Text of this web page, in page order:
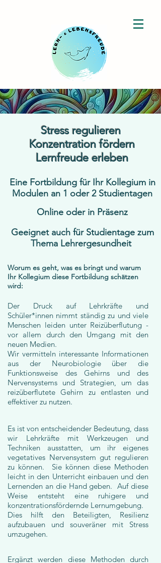
Stress regulieren
Konzentration fördern
Lernfreude erleben
Eine Fortbildung für Ihr Kollegium in
Modulen an 1 oder 2 Studientagen
Online oder in Präsenz
Geeignet auch für Studientage zum
Thema Lehrergesundheit
Worum es geht, was es bringt und warum
Ihr Kollegium diese Fortbildung schätzen
wird:
Der Druck auf Lehrkräfte und
Schüler*innen nimmt ständig zu und viele
Menschen leiden unter Reizüberflutung -
vor allem durch den Umgang mit den
neuen Medien.
Wir vermitteln interessante Informationen
aus der Neurobiologie über die
Funktionsweise des Gehirns und des
Nervensystems und Strategien, um das
reizüberflutete Gehirn zu entlasten und
effektiver zu nutzen.
Es ist von entscheidender Bedeutung, dass
wir Lehrkräfte mit Werkzeugen und
Techniken ausstatten, um ihr eigenes
vegetatives Nervensystem gut regulieren
zu können. Sie können diese Methoden
leicht in den Unterricht einbauen und den
Lernenden an die Hand geben. Auf diese
Weise entsteht eine ruhigere und
konzentrationsfördernde Lernumgebung.
Dies hilft den Beteiligten, Resilienz
aufzubauen und souveräner mit Stress
umzugehen.
Ergänzt werden diese Methoden durch